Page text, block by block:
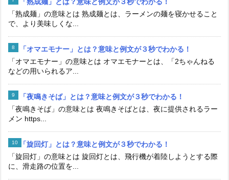
「熟成麺」の意味とは 熟成麺とは、ラーメンの麺を寝かせること
で、より美味しくな...
「オマエモナー」とは？意味と例文が３秒でわかる！
「オマエモナー」の意味とは オマエモナーとは、「2ちゃんねる
などの用いられるア...
「夜鳴きそば」とは？意味と例文が３秒でわかる！
「夜鳴きそば」の意味とは 夜鳴きそばとは、夜に提供されるラー
メン https...
「旋回灯」とは？意味と例文が３秒でわかる！
「旋回灯」の意味とは 旋回灯とは、飛行機が着陸しようとする際
に、滑走路の位置を...